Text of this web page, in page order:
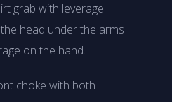
grab with leverage
head under the arms
on the hand.
choke with both